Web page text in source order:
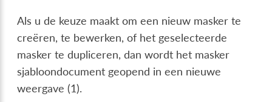
Als u de keuze maakt om een nieuw masker te
creëren, te bewerken, of het geselecteerde
masker te dupliceren, dan wordt het masker
sjabloondocument geopend in een nieuwe
weergave (1).